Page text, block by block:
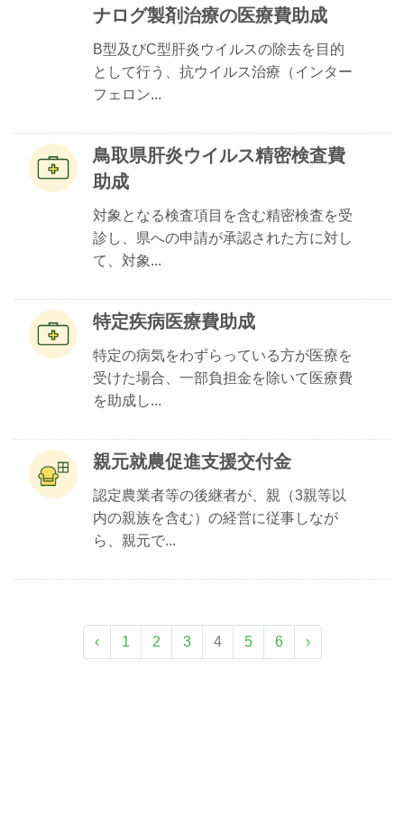
ナログ製剤治療の医療費助成
B型及びC型肝炎ウイルスの除去を目的
として行う、抗ウイルス治療（インター
フェロン...
鳥取県肝炎ウイルス精密検査費
助成
対象となる検査項目を含む精密検査を受
診し、県への申請が承認された方に対し
て、対象...
特定疾病医療費助成
特定の病気をわずらっている方が医療を
受けた場合、一部負担金を除いて医療費
を助成し...
親元就農促進支援交付金
認定農業者等の後継者が、親（3親等以
内の親族を含む）の経営に従事しなが
ら、親元で...
‹ 1 2 3 4 5 6 ›